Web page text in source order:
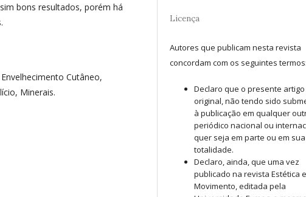
bons resultados, porém há
Cutâneo,
Minerais.
Licença
Autores que publicam nesta revista
concordam com os seguintes termos:
Declaro que o presente artigo
original, não tendo sido
à publicação em qualquer
periódico nacional ou
quer seja em parte ou em sua
totalidade.
Declaro, ainda, que uma vez
publicado na revista Estética
Movimento, editada pela